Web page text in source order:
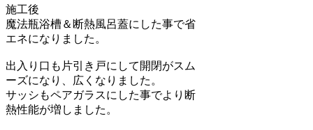
施工後
魔法瓶浴槽＆断熱風呂蓋にした事で省
エネになりました。
出入り口も片引き戸にして開閉がスム
ーズになり、広くなりました。
サッシもペアガラスにした事でより断
熱性能が増しました。